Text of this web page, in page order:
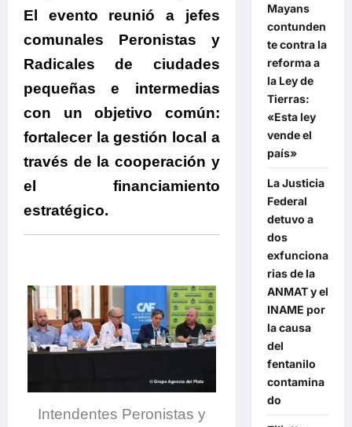
El evento reunió a jefes
comunales Peronistas y
Radicales de ciudades
pequeñas e intermedias
con un objetivo común:
fortalecer la gestión local a
través de la cooperación y
el financiamiento
estratégico.
Intendentes Peronistas y
Mayans
contunden
te contra la
reforma a
la Ley de
Tierras:
«Esta ley
vende el
país»
La Justicia
Federal
detuvo a
dos
exfunciona
rias de la
ANMAT y el
INAME por
la causa
del
fentanilo
contamina
do